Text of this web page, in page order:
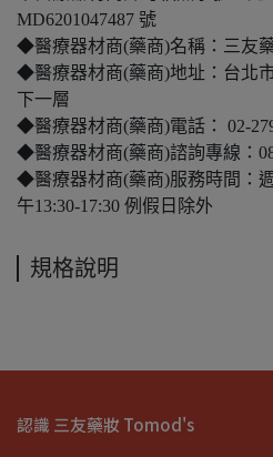
MD6201047487 號
◆醫療器材商(藥商)名稱：三友
◆醫療器材商(藥商)地址：台北
下一層
◆醫療器材商(藥商)電話： 02-
◆醫療器材商(藥商)諮詢專線：
◆醫療器材商(藥商)服務時間：
午13:30-17:30 例假日除外
規格說明
認識 三友藥妝 Tomod's